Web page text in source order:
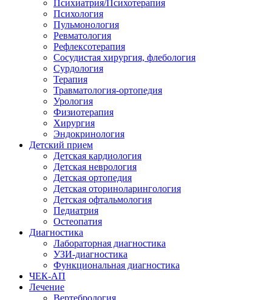
Психиатрия/Психотерапия
Психология
Пульмонология
Ревматология
Рефлексотерапия
Сосудистая хирургия, флебология
Сурдология
Терапия
Травматология-ортопедия
Урология
Физиотерапия
Хирургия
Эндокринология
Детский прием
Детская кардиология
Детская неврология
Детская ортопедия
Детская оториноларингология
Детская офтальмология
Педиатрия
Остеопатия
Диагностика
Лабораторная диагностика
УЗИ-диагностика
Функциональная диагностика
ЧЕК-АП
Лечение